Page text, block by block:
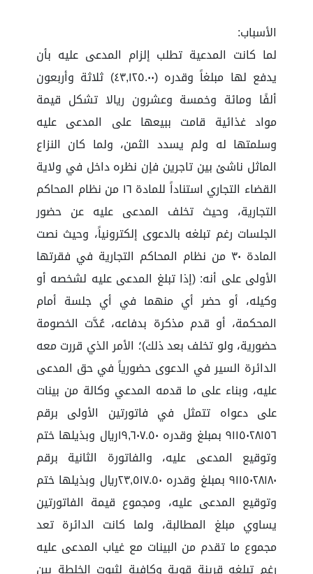
الأسباب:
لما كانت المدعية تطلب إلزام المدعى عليه بأن
يدفع لها مبلغاً وقدره (٤٣,١٢٥.٠٠) ثلاثة وأربعون
ألفًا ومائة وخمسة وعشرون ريالا تشكل قيمة
مواد غذائية قامت ببيعها على المدعى عليه
وسلمتها له ولم يسدد الثمن، ولما كان النزاع
الماثل ناشئ بين تاجرين فإن نظره داخل في ولاية
القضاء التجاري استناداً للمادة ١٦ من نظام المحاكم
التجارية، وحيث تخلف المدعى عليه عن حضور
الجلسات رغم تبلغه بالدعوى إلكترونياً، وحيث نصت
المادة ٣٠ من نظام المحاكم التجارية في فقرتها
الأولى على أنه: (إذا تبلغ المدعى عليه لشخصه أو
وكيله، أو حضر أي منهما في أي جلسة أمام
المحكمة، أو قدم مذكرة بدفاعه، عُدَّت الخصومة
حضورية، ولو تخلف بعد ذلك)؛ الأمر الذي قررت معه
الدائرة السير في الدعوى حضورياً في حق المدعى
عليه، وبناء على ما قدمه المدعي وكالة من بينات
على دعواه تتمثل في فاتورتين الأولى برقم
٩١١٥٠٢٨١٥٦ بمبلغ وقدره ١٩,٦٠٧.٥٠ريال وبذيلها ختم
وتوقيع المدعى عليه، والفاتورة الثانية برقم
٩١١٥٠٢٨١٨٠ بمبلغ وقدره ٢٣,٥١٧.٥٠ريال وبذيلها ختم
وتوقيع المدعى عليه، ومجموع قيمة الفاتورتين
يساوي مبلغ المطالبة، ولما كانت الدائرة تعد
مجموع ما تقدم من البينات مع غياب المدعى عليه
رغم تبلغه قرينة قوية وكافية لثبوت الخلطة بين